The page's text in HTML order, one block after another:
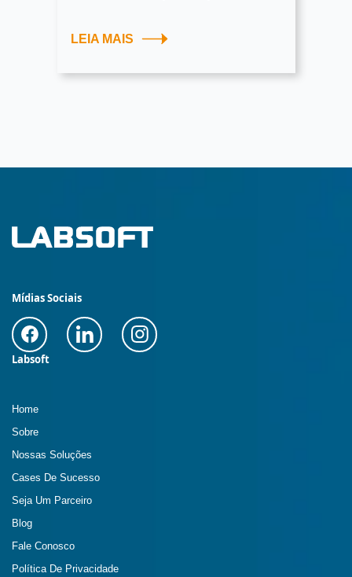
LEIA MAIS
Mídias Sociais
Labsoft
Home
Sobre
Nossas Soluções
Cases De Sucesso
Seja Um Parceiro
Blog
Fale Conosco
Política De Privacidade